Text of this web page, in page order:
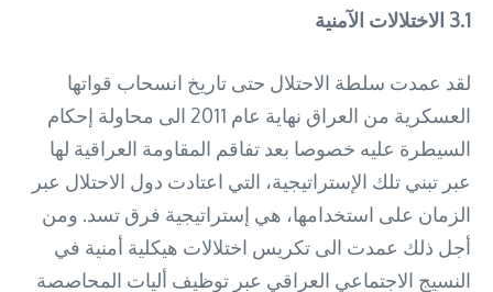
3.1 الاختلالات الآمنية
لقد عمدت سلطة الاحتلال حتى تاريخ انسحاب قواتها
العسكرية من العراق نهاية عام 2011 الى محاولة إحكام
السيطرة عليه خصوصا بعد تفاقم المقاومة العراقية لها
عبر تبني تلك الإستراتيجية، التي اعتادت دول الاحتلال عبر
الزمان على استخدامها، هي إستراتيجية فرق تسد. ومن
أجل ذلك عمدت الى تكريس اختلالات هيكلية أمنية في
النسيج الاجتماعي العراقي عبر توظيف أليات المحاصصة